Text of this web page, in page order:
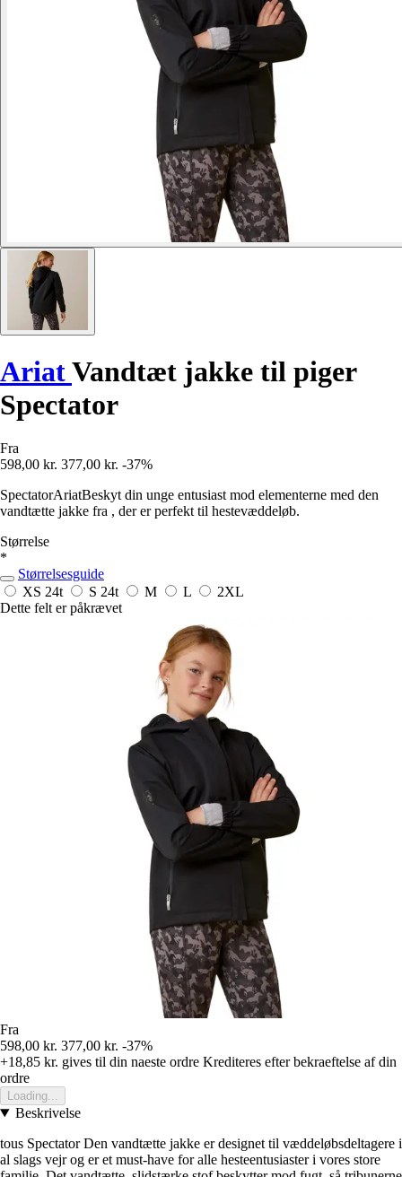
AriatVandtæt jakke til piger
Spectator
Fra
598,00 kr. 377,00 kr. -37%
SpectatorAriatBeskyt din unge entusiast mod elementerne med den
vandtætte jakke fra , der er perfekt til hestevæddeløb.
Størrelse
*
Størrelsesguide
XS 24t S 24t M L
2XL
Dette felt er påkrævet
Fra
598,00 kr. 377,00 kr. -37%
+18,85 kr. gives til din naeste ordre Krediteres efter bekraeftelse af din
ordre
Loading...
Beskrivelse
tous Spectator Den vandtætte jakke er designet til væddeløbsdeltagere i
al slags vejr og er et must-have for alle hesteentusiaster i vores store